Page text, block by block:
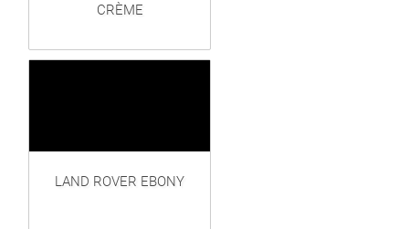
CRÈME
LAND ROVER EBONY